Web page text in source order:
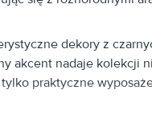
dekory z
akcent nadaje kolekcji
praktyczne